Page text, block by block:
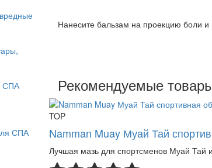
СПА
СПА
Нанесите бальзам на проекцию боли и
Рекомендуемые
TOP
Namman Muay Муай Тай
Лучшая мазь для спортсменов Муай Тай